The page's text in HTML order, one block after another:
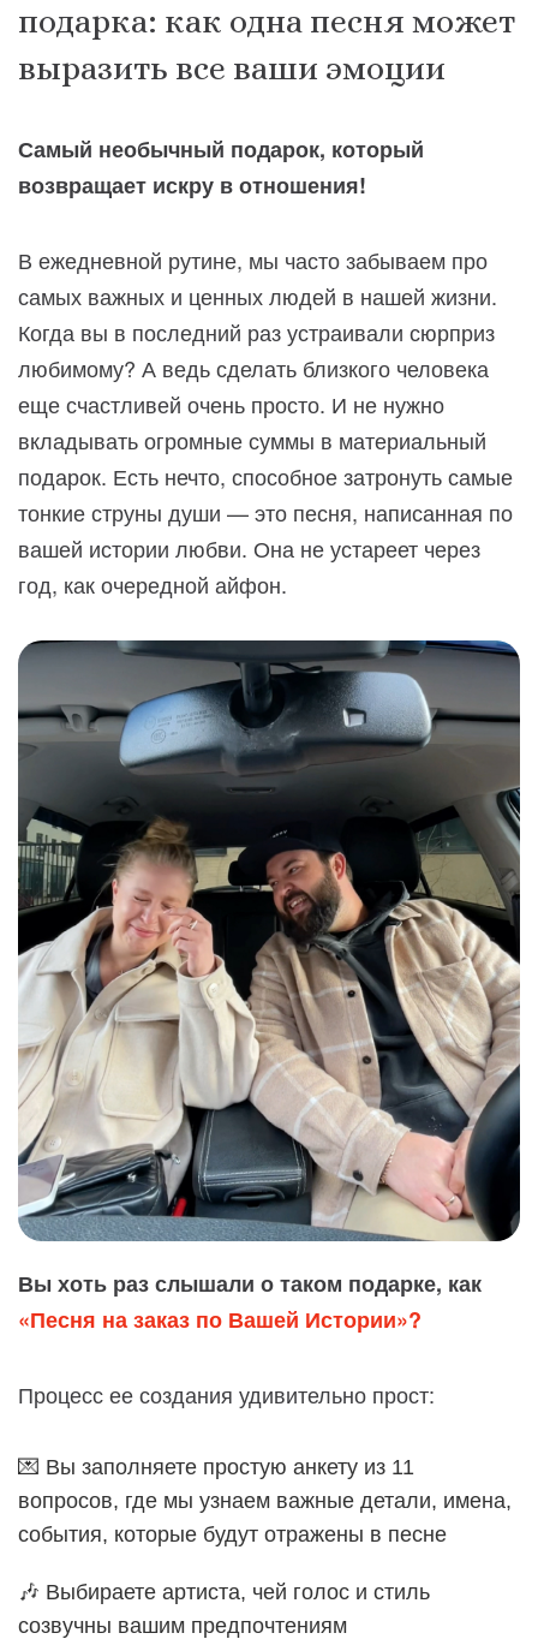
подарка: как одна песня может
выразить все ваши эмоции
Самый необычный подарок, который
возвращает искру в отношения!
В ежедневной рутине, мы часто забываем про
самых важных и ценных людей в нашей жизни.
Когда вы в последний раз устраивали сюрприз
любимому? А ведь сделать близкого человека
еще счастливей очень просто. И не нужно
вкладывать огромные суммы в материальный
подарок. Есть нечто, способное затронуть самые
тонкие струны души — это песня, написанная по
вашей истории любви. Она не устареет через
год, как очередной айфон.
Вы хоть раз слышали о таком подарке, как
«Песня на заказ по Вашей Истории»?
Процесс ее создания удивительно прост:
💌 Вы заполняете простую анкету из 11
вопросов, где мы узнаем важные детали, имена,
события, которые будут отражены в песне
🎶 Выбираете артиста, чей голос и стиль
созвучны вашим предпочтениям